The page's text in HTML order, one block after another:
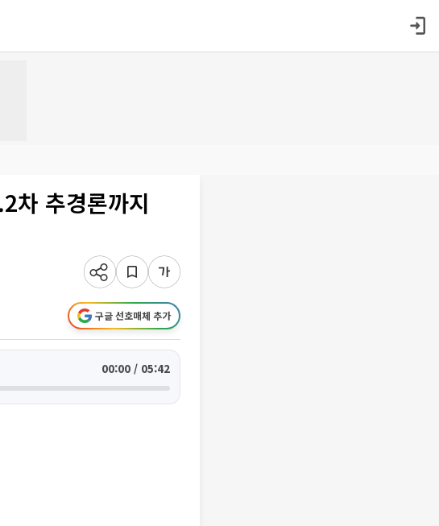
차 추경론까지
구글 선호매체 추가
00:00 / 05:42